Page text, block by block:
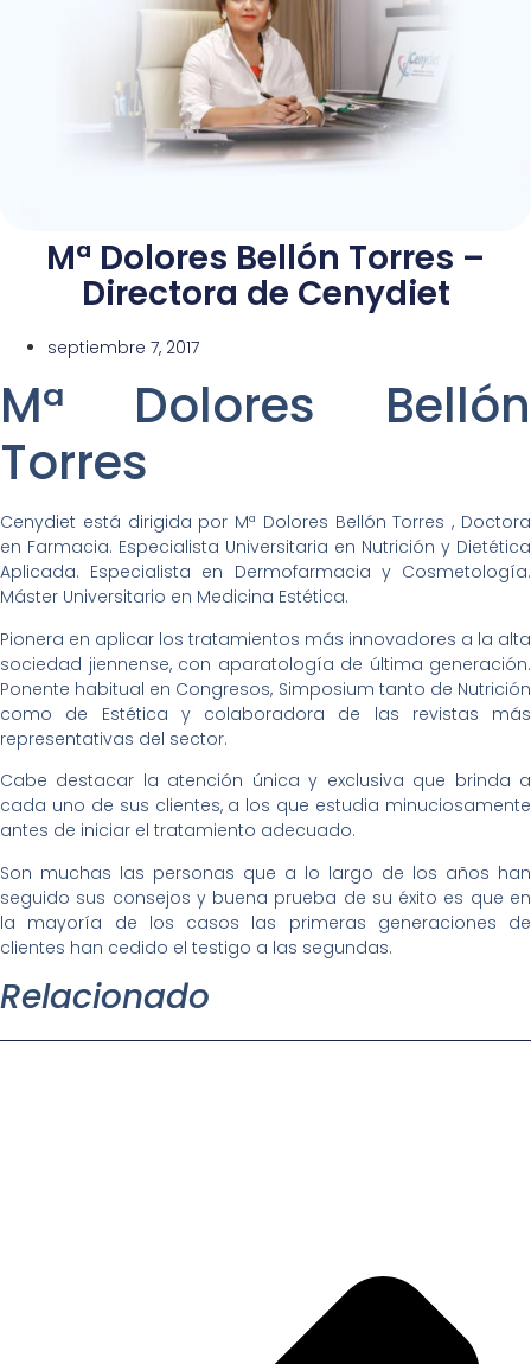
Mª Dolores Bellón Torres –
Directora de Cenydiet
septiembre 7, 2017
Mª Dolores Bellón
Torres
Cenydiet está dirigida por Mª Dolores Bellón Torres , Doctora
en Farmacia. Especialista Universitaria en Nutrición y Dietética
Aplicada. Especialista en Dermofarmacia y Cosmetología.
Máster Universitario en Medicina Estética.
Pionera en aplicar los tratamientos más innovadores a la alta
sociedad jiennense, con aparatología de última generación.
Ponente habitual en Congresos, Simposium tanto de Nutrición
como de Estética y colaboradora de las revistas más
representativas del sector.
Cabe destacar la atención única y exclusiva que brinda a
cada uno de sus clientes, a los que estudia minuciosamente
antes de iniciar el tratamiento adecuado.
Son muchas las personas que a lo largo de los años han
seguido sus consejos y buena prueba de su éxito es que en
la mayoría de los casos las primeras generaciones de
clientes han cedido el testigo a las segundas.
Relacionado